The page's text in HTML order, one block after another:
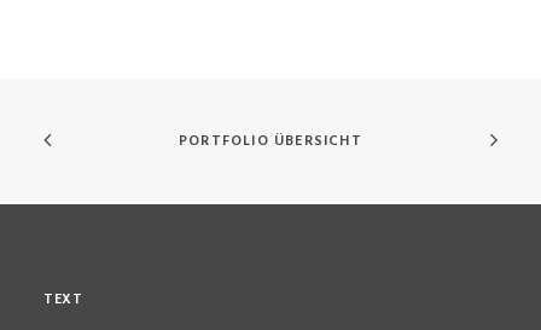
PORTFOLIO ÜBERSICHT
TEXT